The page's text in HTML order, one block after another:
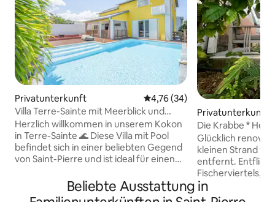
Privatunterkunft Durchschnittliche Bewertung:
4,76 (34)
Villa Terre-Sainte mit Meerblick und
privatem Pool
Herzlich willkommen in unserem Kokon
in Terre-Sainte 🌊 Diese Villa mit Pool
befindet sich in einer beliebten Gegend
von Saint-Pierre und ist ideal für einen
Komfort und geselligem Außenbereich
Privatunterkunft
rre
Die Krabbe *
Glücklich
kleinen Strand
entfernt. Entfliehen Sie in das Herz des
Fischerviertels,
vom Meer und
St. Pierre
Beliebte Ausstattung in